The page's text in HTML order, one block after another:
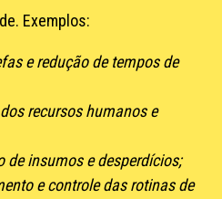
Exemplos:
e redução de tempos de
recursos humanos e
de insumos e desperdícios;
e controle das rotinas de